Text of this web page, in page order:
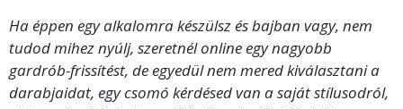
Ha éppen egy alkalomra készülsz és bajban vagy, nem
tudod mihez nyúlj, szeretnél online egy nagyobb
gardrób-frissítést, de egyedül nem mered kiválasztani a
darabjaidat, egy csomó kérdésed van a saját stílusodról,